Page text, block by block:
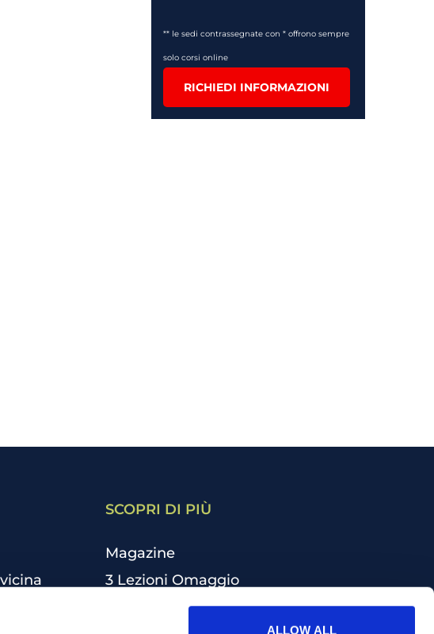
ALLOW ALL
** le sedi contrassegnate con * offrono sempre
solo corsi online
RICHIEDI INFORMAZIONI
SCOPRI DI PIÙ
Magazine
3 Lezioni Omaggio